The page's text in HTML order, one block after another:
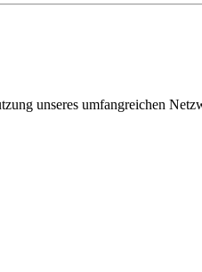
unseres umfangreichen